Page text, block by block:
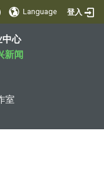
Language 登入
中心
新闻
室